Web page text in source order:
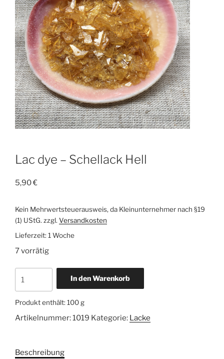
Lac dye – Schellack Hell
5,90€
Kein Mehrwertsteuerausweis, da Kleinunternehmer nach §19
(1) UStG. zzgl. Versandkosten
Lieferzeit: 1 Woche
7 vorrätig
dye
Hell
In den Warenkorb
Produkt enthält: 100 g
Artikelnummer:1019 Kategorie: Lacke
Beschreibung